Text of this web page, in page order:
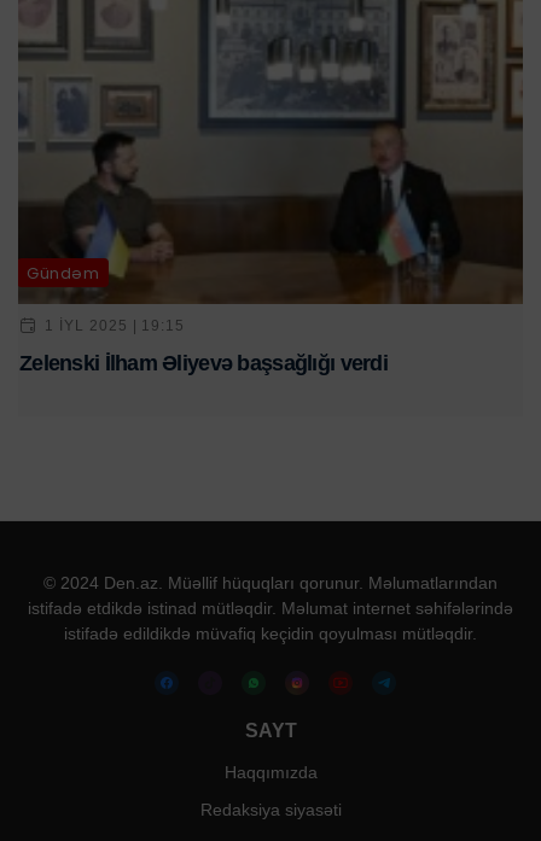
Gündəm
1 IYL 2025 | 19:15
Zelenski İlham Əliyevə başsağlığı verdi
© 2024 Den.az. Müəllif hüquqları qorunur. Məlumatlarından
istifadə etdikdə istinad mütləqdir. Məlumat internet səhifələrində
istifadə edildikdə müvafiq keçidin qoyulması mütləqdir.
SAYT
Haqqımızda
Redaksiya siyasəti